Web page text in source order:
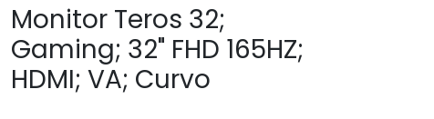
Monitor Teros 32;
Gaming; 32" FHD 165HZ;
HDMI; VA; Curvo